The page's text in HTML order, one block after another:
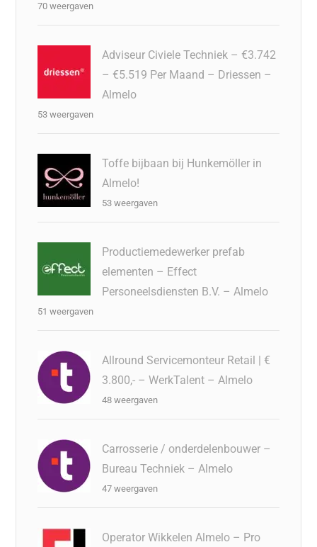
70 weergaven
Adviseur Civiele Techniek – €3.742
– €5.519 Per Maand – Driessen –
Almelo
53 weergaven
Toffe bijbaan bij Hunkemöller in
Almelo!
53 weergaven
Productiemedewerker prefab
elementen – Effect
Personeelsdiensten B.V. – Almelo
51 weergaven
Allround Servicemonteur Retail | €
3.800,- – WerkTalent – Almelo
48 weergaven
Carrosserie / onderdelenbouwer –
Bureau Techniek – Almelo
47 weergaven
Operator Wikkelen Almelo – Pro